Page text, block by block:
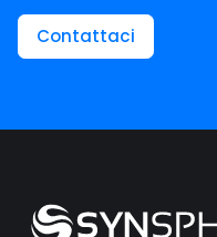
Contattaci